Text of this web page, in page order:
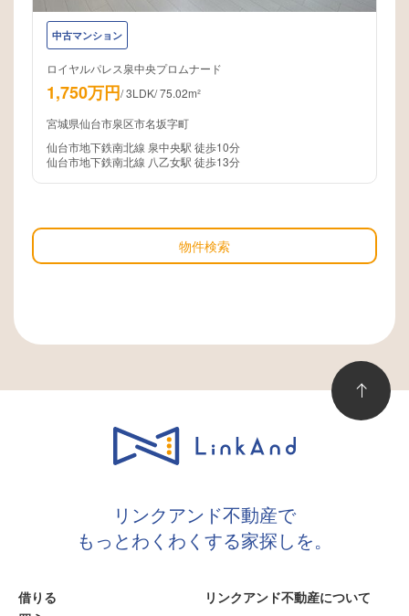
中古マンション
ロイヤルパレス泉中央プロムナード
1,750万円/3LDK/75.02m²
宮城県仙台市泉区市名坂字町
仙台市地下鉄南北線 泉中央駅 徒歩10分
仙台市地下鉄南北線 八乙女駅 徒歩13分
物件検索
リンクアンド不動産で
もっとわくわくする家探しを。
借りる
リンクアンド不動産について